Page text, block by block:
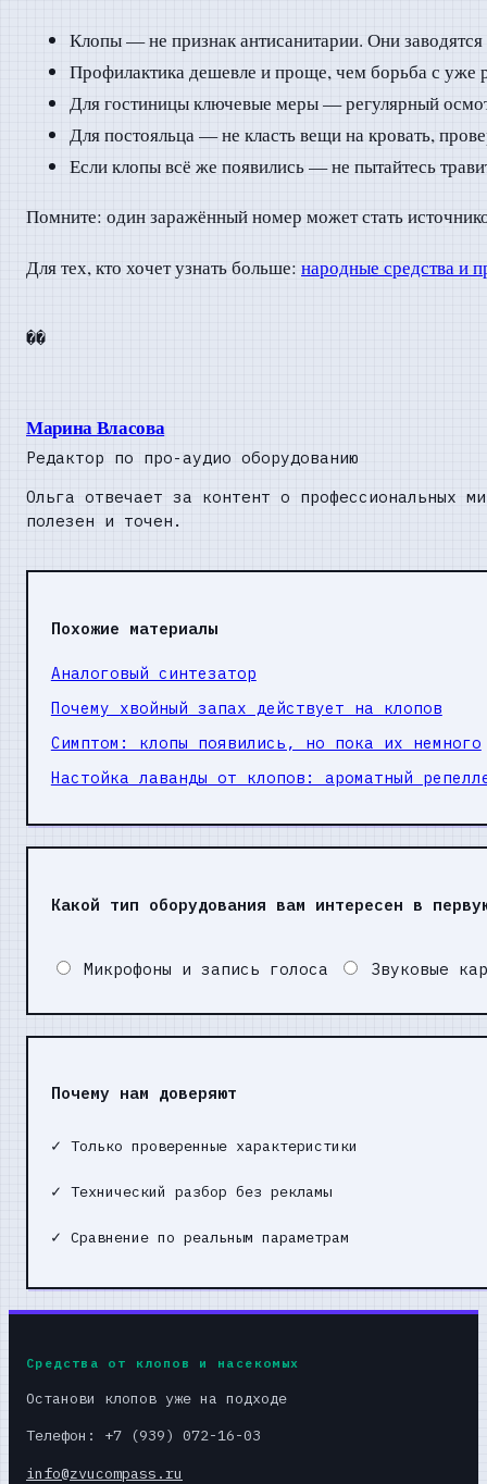
Клопы — не признак антисанитарии. Они
Профилактика дешевле и проще, чем борьба с
Для гостиницы ключевые меры — регулярный
Для постояльца — не класть вещи на кровать,
Если клопы всё же появились — не пытайтесь
Помните: один заражённый номер может стать
Для тех, кто хочет узнать больше: народные средства и
��
Марина Власова
Редактор по про-аудио оборудованию
Ольга отвечает за контент о профессиональных
полезен и точен.
Похожие материалы
Аналоговый синтезатор
Почему хвойный запах действует на клопов
Симптом: клопы появились, но пока их немного
Настойка лаванды от клопов: ароматный
Какой тип оборудования вам интересен в
Микрофоны и запись голоса Звуковые
Почему нам доверяют
✓ Только проверенные характеристики
✓ Технический разбор без рекламы
✓ Сравнение по реальным параметрам
Средства от клопов и насекомых
Останови клопов уже на подходе
Телефон: +7 (939) 072-16-03
info@zvucompass.ru